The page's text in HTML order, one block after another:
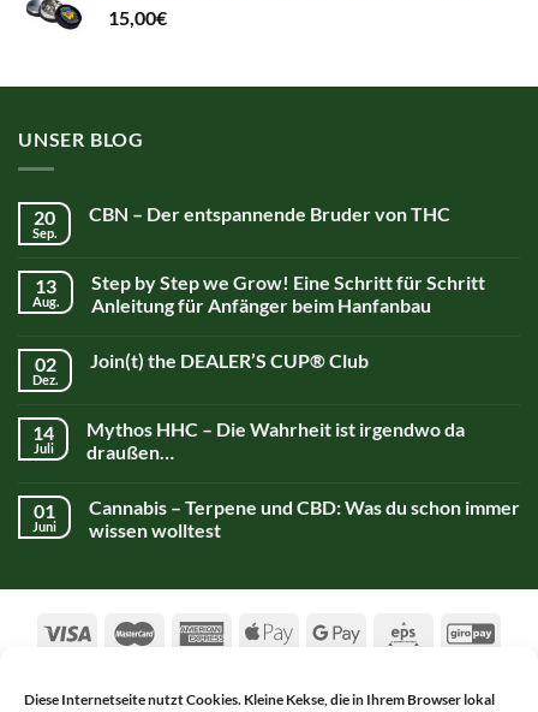
Diese Internetseite nutzt Cookies. Kleine Kekse, die in Ihrem Browser lokal
15,00€
UNSER BLOG
20
Sep.
CBN – Der entspannende Bruder von THC
13
Aug.
Step by Step we Grow! Eine Schritt für Schritt
Anleitung für Anfänger beim Hanfanbau
02
Dez.
Join(t) the DEALER’S CUP® Club
14
Juli
Mythos HHC – Die Wahrheit ist irgendwo da
draußen…
01
Juni
Cannabis – Terpene und CBD: Was du schon immer
wissen wolltest